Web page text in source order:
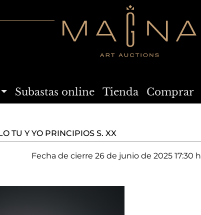
Subastas online Tienda Comprar
TU Y YO PRINCIPIOS S. XX
Fecha de cierre26 de junio de 2025 17:30 h